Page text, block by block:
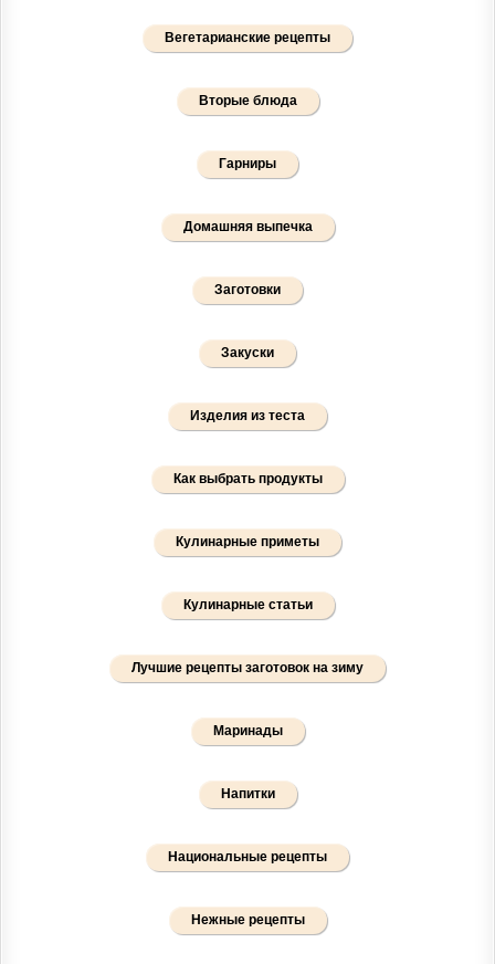
Вегетарианские рецепты
Вторые блюда
Гарниры
Домашняя выпечка
Заготовки
Закуски
Изделия из теста
Как выбрать продукты
Кулинарные приметы
Кулинарные статьи
Лучшие рецепты заготовок на зиму
Маринады
Напитки
Национальные рецепты
Нежные рецепты